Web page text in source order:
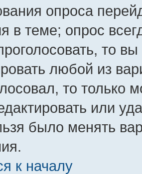
опроса
в теме; опрос
то
любой из
то только
или
было менять
к началу